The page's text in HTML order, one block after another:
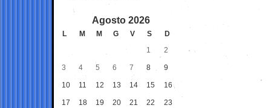
Agosto 2026
L M M G V S
D
1
2
3 4 5 6 7 8 9
10 11 12 13 14 15 16
17 18 19 20 21 22 23